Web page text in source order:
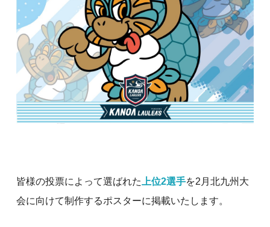
皆様の投票によって選ばれた 上位2選手を2月北九州大
会に向けて制作するポスターに掲載いたします。